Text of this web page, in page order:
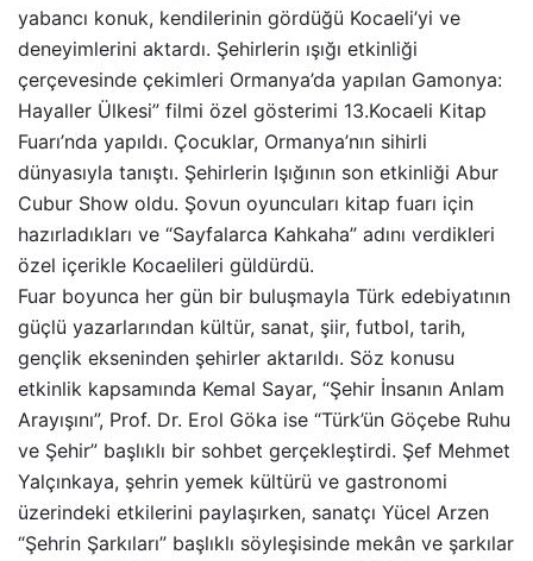
yabancı konuk, kendilerinin gördüğü Kocaeli’yi ve
deneyimlerini aktardı. Şehirlerin ışığı etkinliği
çerçevesinde çekimleri Ormanya’da yapılan Gamonya:
Hayaller Ülkesi” filmi özel gösterimi 13.Kocaeli Kitap
Fuarı’nda yapıldı. Çocuklar, Ormanya’nın sihirli
dünyasıyla tanıştı. Şehirlerin Işığının son etkinliği Abur
Cubur Show oldu. Şovun oyuncuları kitap fuarı için
hazırladıkları ve “Sayfalarca Kahkaha” adını verdikleri
özel içerikle Kocaelileri güldürdü.
Fuar boyunca her gün bir buluşmayla Türk edebiyatının
güçlü yazarlarından kültür, sanat, şiir, futbol, tarih,
gençlik ekseninden şehirler aktarıldı. Söz konusu
etkinlik kapsamında Kemal Sayar, “Şehir İnsanın Anlam
Arayışını”, Prof. Dr. Erol Göka ise “Türk’ün Göçebe Ruhu
ve Şehir” başlıklı bir sohbet gerçekleştirdi. Şef Mehmet
Yalçınkaya, şehrin yemek kültürü ve gastronomi
üzerindeki etkilerini paylaşırken, sanatçı Yücel Arzen
“Şehrin Şarkıları” başlıklı söyleşisinde mekân ve şarkılar